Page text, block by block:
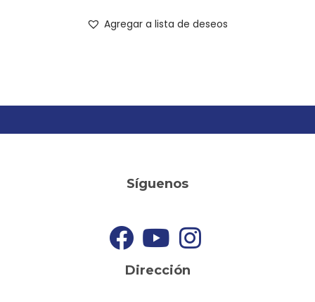
Agregar a lista de deseos
Síguenos
Dirección